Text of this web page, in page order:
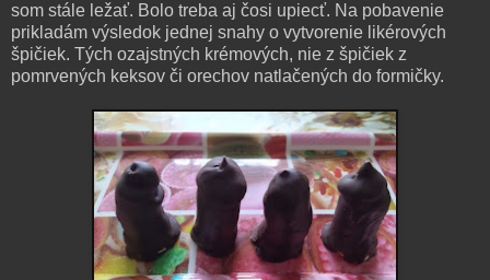
som stále ležať. Bolo treba aj čosi upiecť. Na pobavenie
prikladám výsledok jednej snahy o vytvorenie likérových
špičiek. Tých ozajstných krémových, nie z špičiek z
pomrvených keksov či orechov natlačených do formičky.